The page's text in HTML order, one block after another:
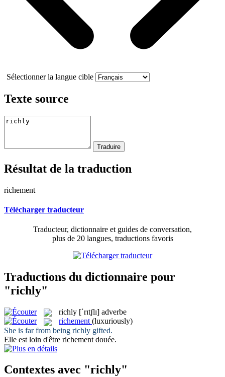
Sélectionner la langue cible
Texte source
Résultat de la traduction
richement
Télécharger traducteur
Traducteur, dictionnaire et guides de conversation,
plus de 20 langues, traductions favoris
Traductions du dictionnaire pour
"richly"
richly [ˈrɪtʃlɪ] adverbe
richement (luxuriously)
She is far from being richly gifted.
Elle est loin d'être richement douée.
Contextes avec "richly"